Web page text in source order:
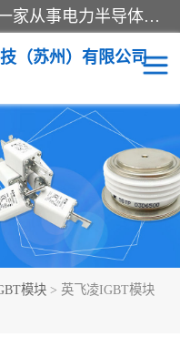
苏州沛易电子科技有限公司是一家从事电力半导体器件和电子元器件的专业代理及分销商，产品包括：IGBT模块、IPM模块、PIM模块、二极管、三极管、可控硅、整流桥、IGBT单管、IGBT电路驱动板、GTR达林顿模块、快恢复二极管、肖特基二极管、熔断器、IC集成电路、快速熔断器等。
（苏州）有限公司
模块 > 英飞凌IGBT模块
飞凌
飞凌IGBT模块
IXYS艾赛斯可控硅
西门康可控硅